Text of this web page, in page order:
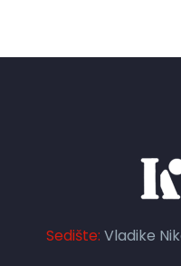
Sedište: Vladike